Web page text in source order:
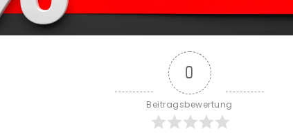
0
Beitragsbewertung